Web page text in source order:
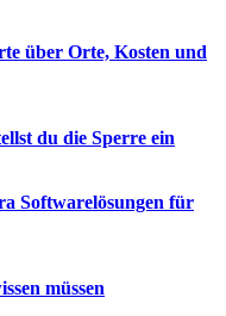
über Orte, Kosten und
du die Sperre ein
Softwarelösungen für
müssen